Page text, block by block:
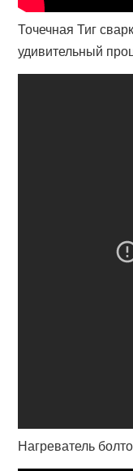
Точечная Тиг
удивительный
Нагреватель